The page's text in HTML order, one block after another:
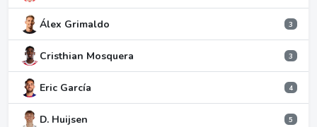
Álex Grimaldo 3
Cristhian Mosquera 3
Eric García 4
D. Huijsen 5